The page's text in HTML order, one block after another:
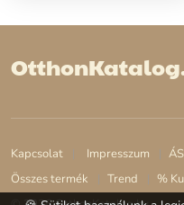
Kapcsolat Impresszum
Összes termék
Trend
%